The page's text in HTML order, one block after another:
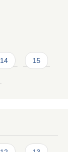
14 15